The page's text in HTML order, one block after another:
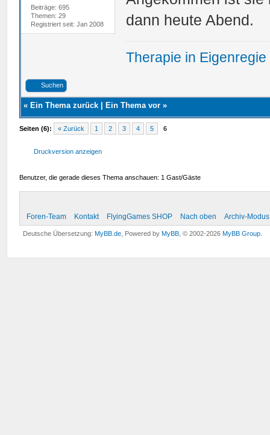
Beiträge: 695
Themen: 29
Registriert seit: Jan 2008
dann heute Abend.
Therapie in
Suchen
« Ein Thema zurück Ein Thema vor »
Seiten (6): « Zurück 1 2 3 4 5 6
Druckversion anzeigen
Benutzer, die gerade dieses Thema anschauen: 1 Gast/Gäste
Foren-Team Kontakt FlyingGames SHOP Nach oben Archiv-Modus
Deutsche Übersetzung:MyBB.de , Powered byMyBB , © 2002-2026MyBB Group